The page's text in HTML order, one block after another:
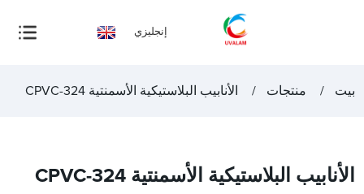
إنجليزي
بيت منتجات الأنابيب البلاستيكية الأسمنتية CPVC-324
الأنابيب البلاستيكية الأسمنتية CPVC-324